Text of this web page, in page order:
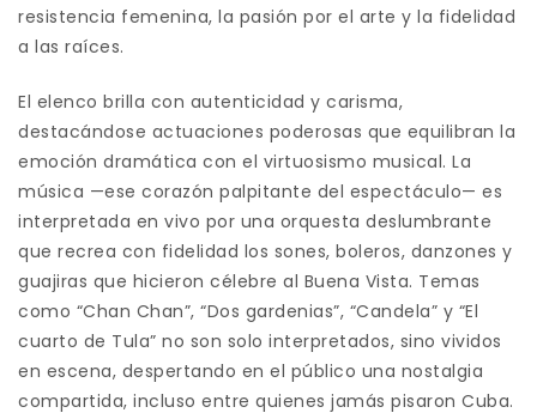
resistencia femenina, la pasión por el arte y la fidelidad
a las raíces.
El elenco brilla con autenticidad y carisma,
destacándose actuaciones poderosas que equilibran la
emoción dramática con el virtuosismo musical. La
música —ese corazón palpitante del espectáculo— es
interpretada en vivo por una orquesta deslumbrante
que recrea con fidelidad los sones, boleros, danzones y
guajiras que hicieron célebre al Buena Vista. Temas
como “Chan Chan”, “Dos gardenias”, “Candela” y “El
cuarto de Tula” no son solo interpretados, sino vividos
en escena, despertando en el público una nostalgia
compartida, incluso entre quienes jamás pisaron Cuba.